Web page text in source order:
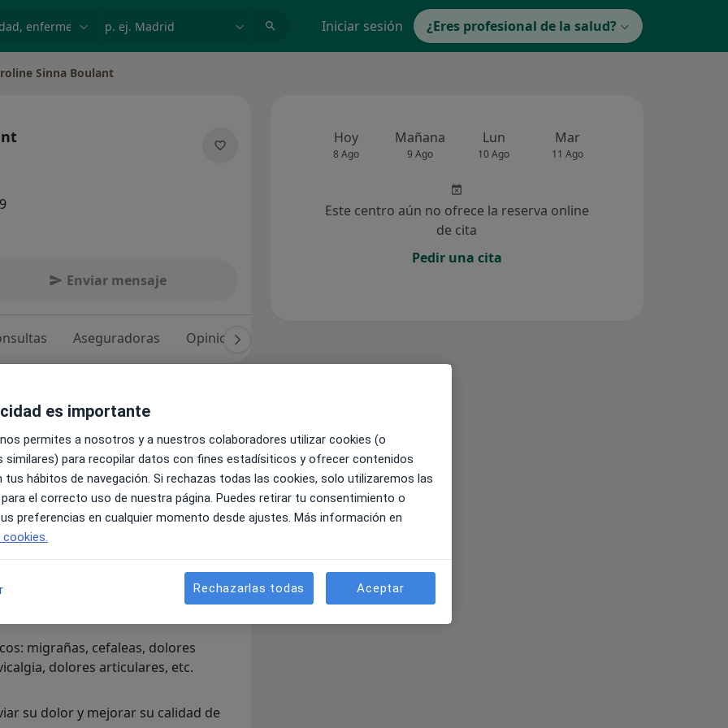
Iniciar sesión ¿Eres profesional de la salud?
de ciudadSinna Boulant
Enviar mensaje
Aseguradoras Opiniones (23)
ejerciendo la osteopatía.
salud : durante cambios
menopausia, pubertad, personas
de vida sedentario, dolores.
migrañas, cefaleas, dolores
dolores articulares, etc.
su dolor y mejorar su calidad de
Hoy
8 Ago
Mañana
9 Ago
Lun
10 Ago
Mar
11 Ago
Este centro aún no ofrece la reserva online
de cita
Pedir una cita
es importante
permites a nosotros y a nuestros colaboradores utilizar cookies (o
similares) para recopilar datos con fines estadísiticos y ofrecer contenidos
tus hábitos de navegación. Si rechazas todas las cookies, solo utilizaremos las
el correcto uso de nuestra página. Puedes retirar tu consentimiento o
preferencias en cualquier momento desde ajustes. Más información en
Rechazarlas todas Aceptar